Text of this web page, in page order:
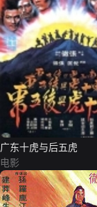
广东十虎与后五虎
电影